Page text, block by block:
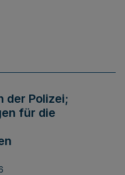
der Polizei;
für die